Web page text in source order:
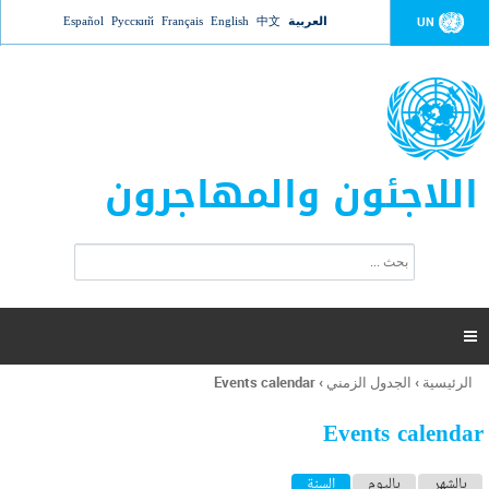
Jump to navigation UN العربية 中文
English
Français
Русский
Español
اللاجئون والمهاجرون
ت
ر
ل
ح
ب

أنت
هنا
الرئيسية › الجدول الزمني ›
Events calendar
Events calendar